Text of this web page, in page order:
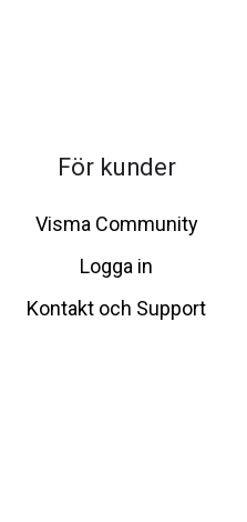
För kunder
Visma Community
Logga in
Kontakt och Support